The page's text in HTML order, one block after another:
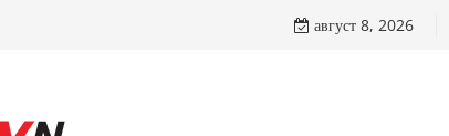
август 8, 2026